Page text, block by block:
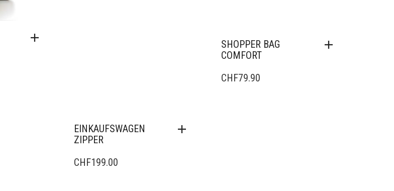
EINKAUFSWAGEN
ZIPPER
CHF199.00
SHOPPER BAG
COMFORT
CHF79.90